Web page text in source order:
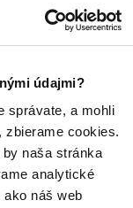
údajmi?
správate, a mohli
zbierame cookies.
naša stránka
analytické
náš web
MP31